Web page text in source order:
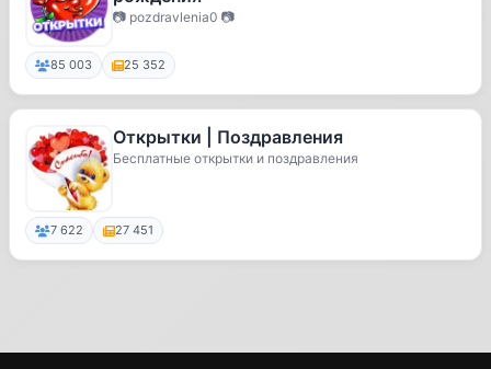
📷 pozdravlenia0 📷
85 003 25 352
Открытки | Поздравления
Бесплатные открытки и поздравления
7 622 27 451